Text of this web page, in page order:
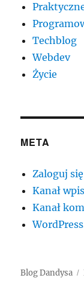
Techblog
Webdev
Życie
META
Zaloguj się
Kanał
Kanał
Blog Dandysa